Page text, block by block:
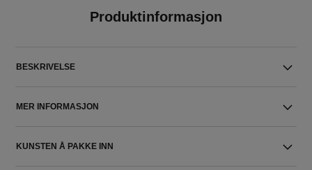
Produktinformasjon
BESKRIVELSE
MER INFORMASJON
KUNSTEN Å PAKKE INN